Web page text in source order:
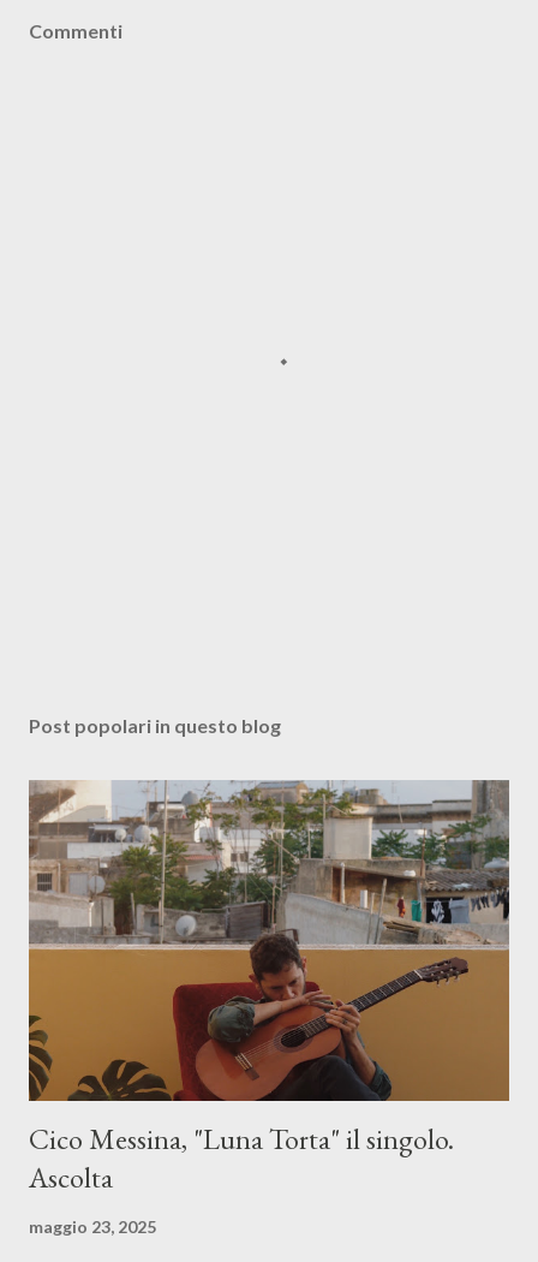
Commenti
Post popolari in questo blog
Cico Messina, "Luna Torta" il singolo.
Ascolta
maggio 23, 2025